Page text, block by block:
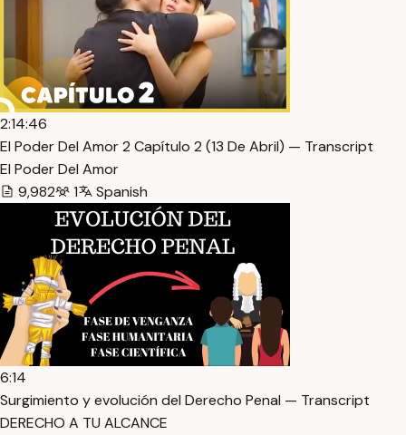
2:14:46
El Poder Del Amor 2 Capítulo 2 (13 De Abril) — Transcript
El Poder Del Amor
9,982
1 Spanish
6:14
Surgimiento y evolución del Derecho Penal — Transcript
DERECHO A TU ALCANCE